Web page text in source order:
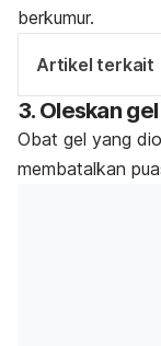
berkumur.
Artikel terkait
3. Oleskan
Obat gel yang
membatalkan